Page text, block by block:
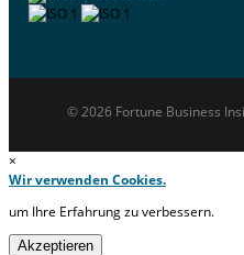
© 2026 Fortune Business
×
Wir verwenden Cookies.
um Ihre Erfahrung zu verbessern.
Akzeptieren